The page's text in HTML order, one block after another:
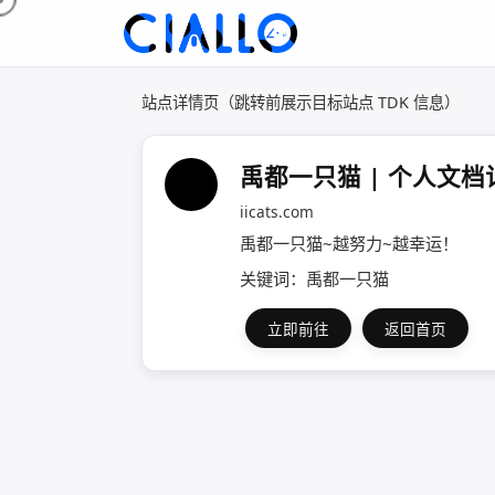
站点详情页（跳转前展示目标站点 TDK 信息）
禹都一只猫 | 个人文档
iicats.com
禹都一只猫~越努力~越幸运！
关键词：禹都一只猫
立即前往 返回首页